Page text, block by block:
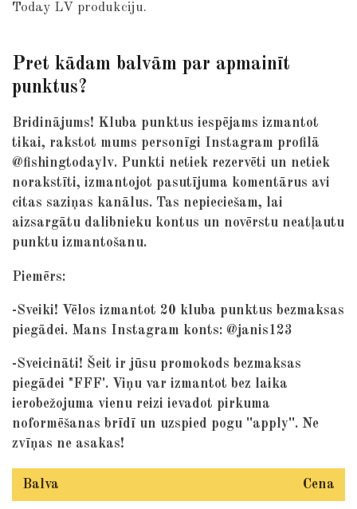
Today LV produkciju.
Pret kādam balvām par apmainīt
punktus?
Bridinājums! Kluba punktus iespējams izmantot
tikai, rakstot mums personīgi Instagram profilā
@fishingtodaylv. Punkti netiek rezervēti un netiek
norakstīti, izmantojot pasutījuma komentārus avi
citas saziņas kanālus. Tas nepieciešam, lai
aizsargātu dalibnieku kontus un novērstu neatļautu
punktu izmantošanu.
Piemērs:
-Sveiki! Vēlos izmantot 20 kluba punktus bezmaksas
piegādei. Mans Instagram konts: @janis123
-Sveicināti! Šeit ir jūsu promokods bezmaksas
piegādei "FFF'. Viņu var izmantot bez laika
ierobežojuma vienu reizi ievadot pirkuma
noformēšanas brīdī un uzspied pogu ''apply''. Ne
zvīņas ne asakas!
Balva Cena